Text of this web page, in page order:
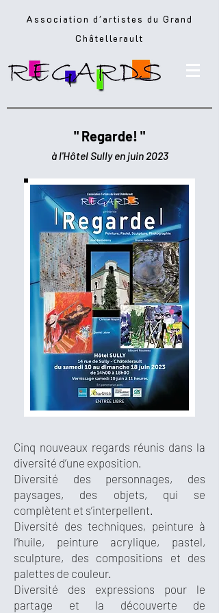
Association d'artistes du Grand
Châtellerault
" Regarde! "
à l'Hôtel Sully en juin 2023
Cinq nouveaux regards réunis dans la
diversité d’une exposition.
Diversité des personnages, des
paysages, des objets, qui se
complètent et s’interpellent.
Diversité des techniques, peinture à
l’huile, peinture acrylique, pastel,
sculpture, des compositions et des
palettes de couleur.
Diversité des expressions pour le
partage et la découverte de